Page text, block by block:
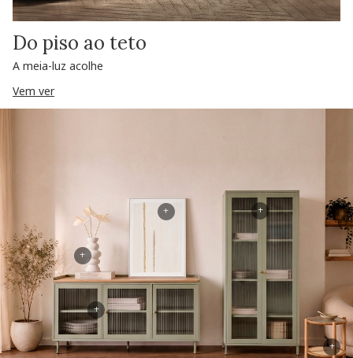
Do piso ao teto
A meia-luz acolhe
Vem ver
+
+
+
+
+